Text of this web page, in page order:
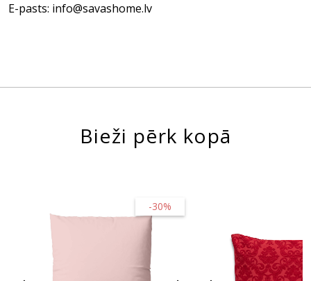
E-pasts: info@savashome.lv
Bieži pērk kopā
-30%